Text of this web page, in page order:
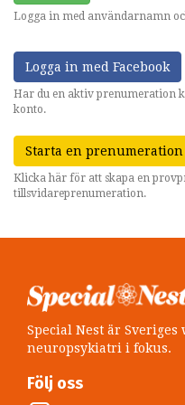
Logga in med användarnamn
Logga in med Facebook
Har du en aktiv prenumeration
konto.
Starta en prenumeration
Klicka här för att skapa en
tillsvidareprenumeration.
Special Nest är
neuropsykiatri i fokus.
Följ oss